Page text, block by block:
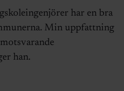
har en bra
Min uppfattning
han.